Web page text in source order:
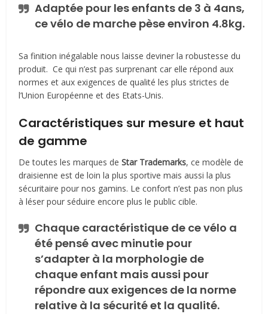
Adaptée pour les enfants de 3 à 4ans,
ce vélo de marche pèse environ 4.8kg.
Sa finition inégalable nous laisse deviner la robustesse du
produit. Ce qui n’est pas surprenant car elle répond aux
normes et aux exigences de qualité les plus strictes de
l’Union Européenne et des Etats-Unis.
Caractéristiques sur mesure et haut
de gamme
De toutes les marques deStar Trademarks, ce modèle de
draisienne est de loin la plus sportive mais aussi la plus
sécuritaire pour nos gamins. Le confort n’est pas non plus
à léser pour séduire encore plus le public cible.
Chaque caractéristique de ce vélo a
été pensé avec minutie pour
s’adapter à la morphologie de
chaque enfant mais aussi pour
répondre aux exigences de la norme
relative à la sécurité et la qualité.